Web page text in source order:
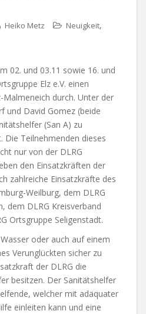
Heiko Metz Neuigkeit,
02. und 03.11 sowie 16. und
Elz e.V. einen
Malmeneich durch. Unter der
und David Gomez (beide
(San A) zu
Die Teilnehmenden dieses
nur von der DLRG
den Einsatzkräften der
zahlreiche Einsatzkräfte des
Weilburg, dem DLRG
dem DLRG Kreisverband
Ortsgruppe Seligenstadt.
oder auch auf einem
Verunglückten sicher zu
der DLRG die
besitzen. Der Sanitätshelfer
welcher mit adäquater
einleiten kann und eine